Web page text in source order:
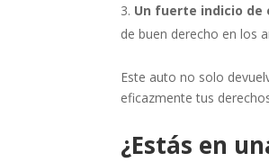
Un fuerte indicio de
de buen derecho en los
Este auto no solo
eficazmente tus
¿Estás en